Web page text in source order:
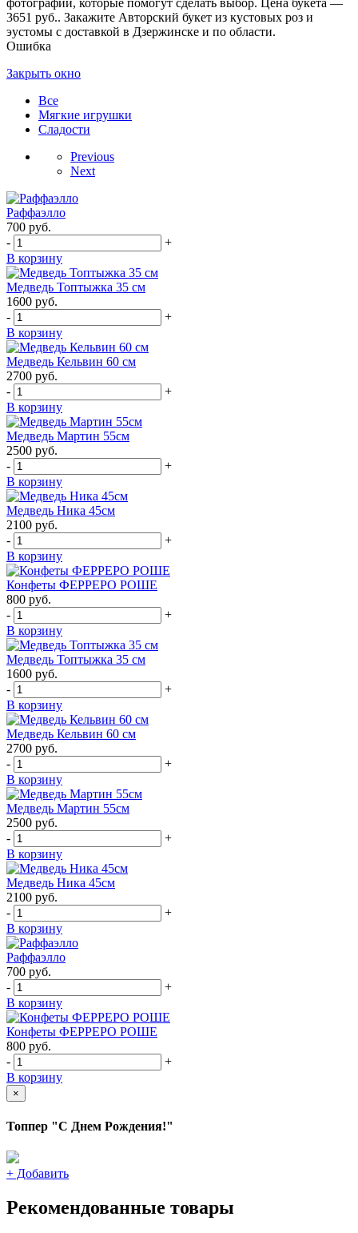
фотографии, которые помогут сделать выбор. Цена букета —
3651 руб.. Закажите Авторский букет из кустовых роз и
эустомы с доставкой в Дзержинске и по области.
Ошибка
Закрыть окно
Все
Мягкие игрушки
Сладости
Previous
Next
Раффаэлло
700 руб.
-
+
В корзину
Медведь Топтыжка 35 см
1600 руб.
-
+
В корзину
Медведь Кельвин 60 см
2700 руб.
-
+
В корзину
Медведь Мартин 55см
2500 руб.
-
+
В корзину
Медведь Ника 45см
2100 руб.
-
+
В корзину
Конфеты ФЕРРЕРО РОШЕ
800 руб.
-
+
В корзину
Медведь Топтыжка 35 см
1600 руб.
-
+
В корзину
Медведь Кельвин 60 см
2700 руб.
-
+
В корзину
Медведь Мартин 55см
2500 руб.
-
+
В корзину
Медведь Ника 45см
2100 руб.
-
+
В корзину
Раффаэлло
700 руб.
-
+
В корзину
Конфеты ФЕРРЕРО РОШЕ
800 руб.
-
+
В корзину
×
Топпер "С Днем Рождения!"
+ Добавить
Рекомендованные товары